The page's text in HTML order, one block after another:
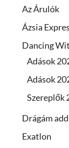
Az Árulók
Ázsia
Dancing
Adások
Adások
Szereplők
Drágám
Exatlon